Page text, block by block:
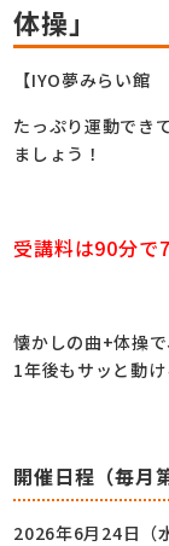
体操」
【IYO夢みらい館
たっぷり運動でき
ましょう！
受講料は90分で
懐かしの曲+体操
1年後もサッと動
開催日程（毎月
2026年6月24日（